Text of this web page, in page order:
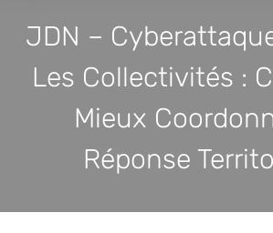
JDN –
Les Collectivités :
Mieux
Réponse